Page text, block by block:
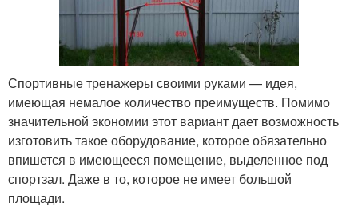
Спортивные тренажеры своими руками — идея,
имеющая немалое количество преимуществ. Помимо
значительной экономии этот вариант дает возможность
изготовить такое оборудование, которое обязательно
впишется в имеющееся помещение, выделенное под
спортзал. Даже в то, которое не имеет большой
площади.